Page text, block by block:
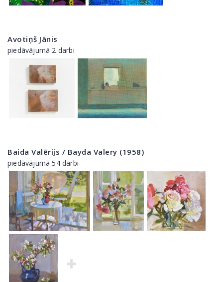
Avotiņš Jānis
piedāvājumā 2 darbi
Baida Valērijs / Bayda Valery (1958)
piedāvājumā 54 darbi